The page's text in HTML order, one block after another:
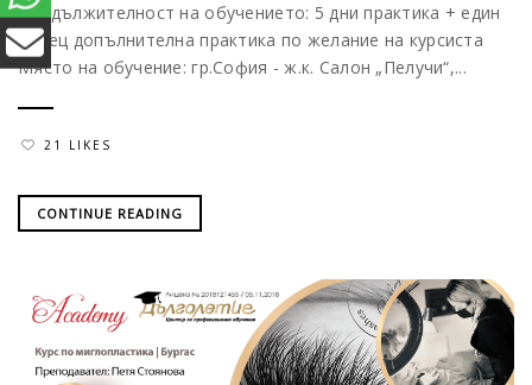
Продължителност на обучението: 5 дни практика + един
месец допълнителна практика по желание на курсиста
Място на обучение: гр.София - ж.к. Салон „Пелучи“,...
21 LIKES
CONTINUE READING